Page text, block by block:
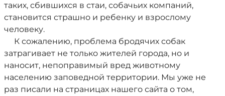
таких, сбившихся в стаи, собачьих компаний,
становится страшно и ребенку и взрослому
человеку.
К сожалению, проблема бродячих собак
затрагивает не только жителей города, но и
наносит, непоправимый вред животному
населению заповедной территории. Мы уже не
раз писали на страницах нашего сайта о том,